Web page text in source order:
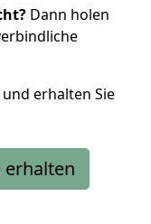
Dann holen
erhalten Sie
erhalten